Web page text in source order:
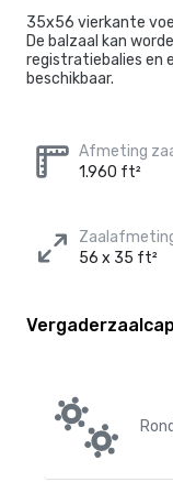
35x56 vierkante
De balzaal kan
registratiebalies en
beschikbaar.
Afmeting
1.960 ft²
56 x 35 ft²